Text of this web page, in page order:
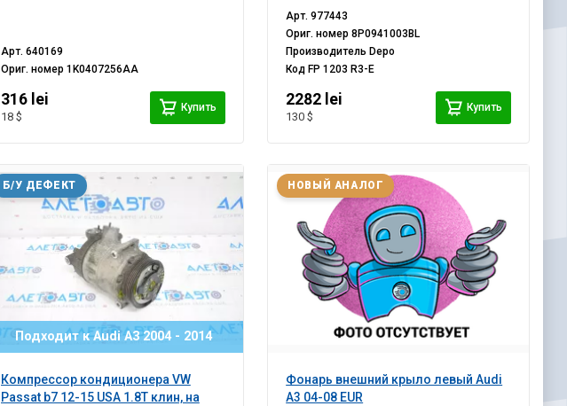
Арт. 640169
Ориг. номер 1K0407256AA
316 lei
18 $
Купить
Арт.977443
Ориг. номер8P0941003BL
ПроизводительDepo
КодFP 1203 R3-E
2282 lei
130 $
Купить
Подходит к Audi A3 2004 - 2014
Компрессор кондиционера VW
Passat b7 12-15 USA 1.8Т клин, на
Б/У ДЕФЕКТ
Фонарь внешний крыло левый Audi
A3 04-08 EUR
НОВЫЙ АНАЛОГ